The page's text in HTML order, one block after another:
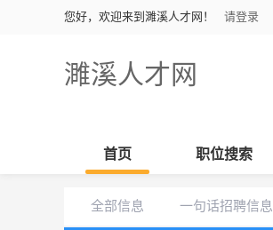
您好，欢迎来到濉溪人才网！ 请登录
濉溪人才网
首页 职位搜索
全部信息 一句话招聘信息